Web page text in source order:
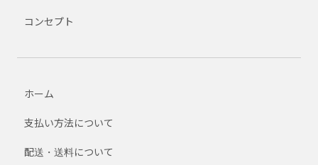
コンセプト
ホーム
支払い方法について
配送・送料について